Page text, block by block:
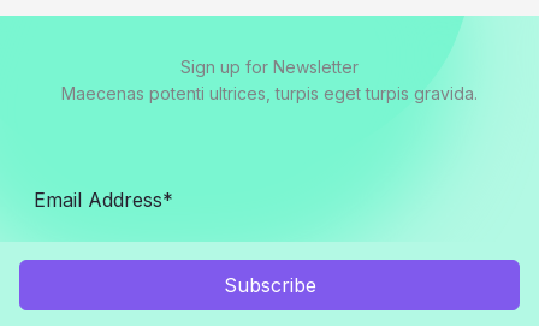
Sign up for Newsletter
Maecenas potenti ultrices, turpis eget turpis gravida.
Subscribe